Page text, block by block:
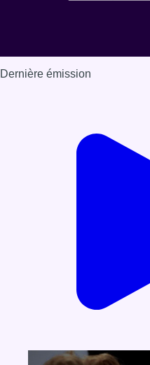
Dernière émission